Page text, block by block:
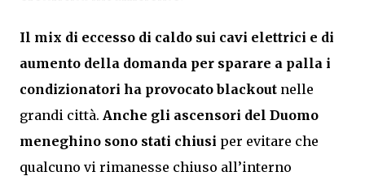
Il mix di eccesso di caldo sui cavi elettrici e di
aumento della domanda per sparare a palla i
condizionatori ha provocato blackout nelle
grandi città. Anche gli ascensori del Duomo
meneghino sono stati chiusi per evitare che
qualcuno vi rimanesse chiuso all’interno